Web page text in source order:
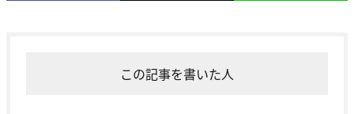
この記事を書いた人